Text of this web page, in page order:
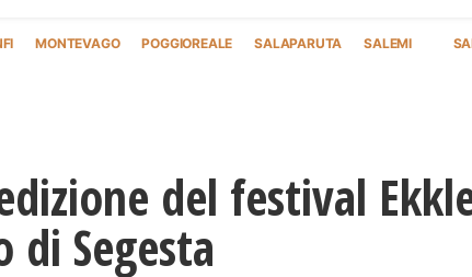
MONTEVAGO POGGIOREALE SALAPARUTA SALEMI
del festival
di Segesta